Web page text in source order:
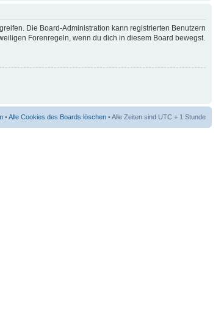
Die Board-Administration kann registrierten Benutzern
Forenregeln, wenn du dich in diesem Board bewegst.
•Alle Cookies des Boards löschen • Alle Zeiten sind UTC + 1 Stunde